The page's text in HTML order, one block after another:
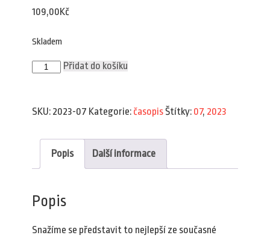
109,00Kč
Skladem
Plav
7/2023
Přidat do košíku
SKU: 2023-07 Kategorie: časopisŠtítky: 07, 2023
Popis Další informace
Popis
Snažíme se představit to nejlepší ze současné